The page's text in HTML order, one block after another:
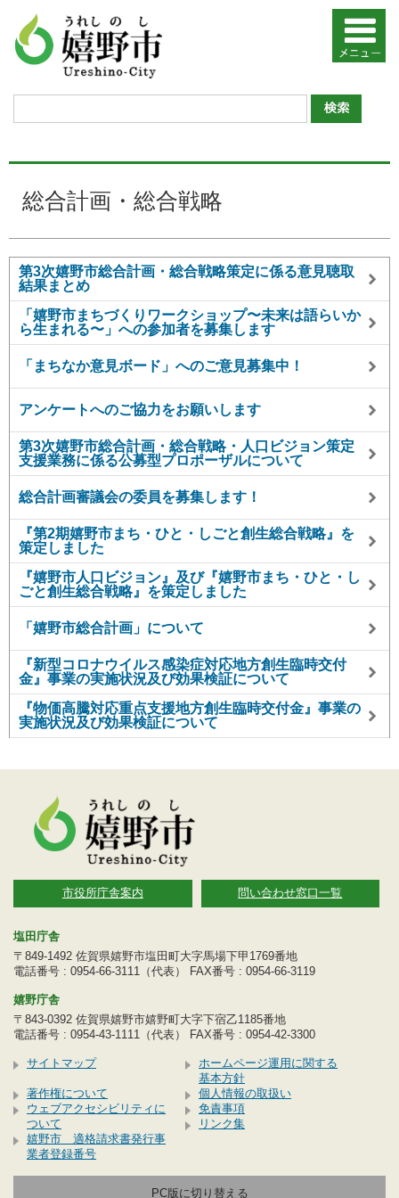
総合計画・総合戦略
第3次嬉野市総合計画・総合戦略策定に係る意見聴取
結果まとめ
「嬉野市まちづくりワークショップ〜未来は語らいか
ら生まれる〜」への参加者を募集します
「まちなか意見ボード」へのご意見募集中！
アンケートへのご協力をお願いします
第3次嬉野市総合計画・総合戦略・人口ビジョン策定
支援業務に係る公募型プロポーザルについて
総合計画審議会の委員を募集します！
『第2期嬉野市まち・ひと・しごと創生総合戦略』を
策定しました
『嬉野市人口ビジョン』及び『嬉野市まち・ひと・し
ごと創生総合戦略』を策定しました
「嬉野市総合計画」について
『新型コロナウイルス感染症対応地方創生臨時交付
金』事業の実施状況及び効果検証について
『物価高騰対応重点支援地方創生臨時交付金』事業の
実施状況及び効果検証について
市役所庁舎案内 問い合わせ窓口一覧
塩田庁舎
〒849-1492 佐賀県嬉野市塩田町大字馬場下甲1769番地
電話番号 : 0954-66-3111（代表） FAX番号 : 0954-66-3119
嬉野庁舎
〒843-0392 佐賀県嬉野市嬉野町大字下宿乙1185番地
電話番号 : 0954-43-1111（代表） FAX番号 : 0954-42-3300
サイトマップ
ホームページ運用に関する
基本方針
著作権について
個人情報の取扱い
ウェブアクセシビリティに
ついて
免責事項
リンク集
嬉野市 適格請求書発行事
業者登録番号
PC版に切り替える